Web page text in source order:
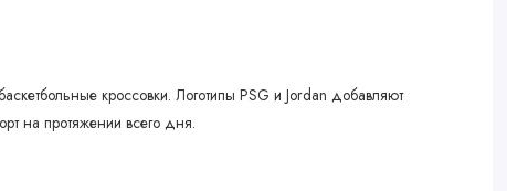
кроссовки. Логотипы PSG и Jordan добавляют
на протяжении всего дня.